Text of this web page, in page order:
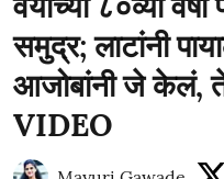
समुद्र; लाटांनी
आजोबांनी जे केलं, ते
VIDEO